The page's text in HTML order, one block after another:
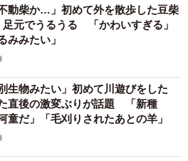
不動柴か…」初めて外を散歩した豆柴
元でうるうる 「かわいすぎる」
みみたい」
生物みたい」初めて川遊びをした
直後の激変ぶりが話題 「新種
童だ」「毛刈りされたあとの羊」